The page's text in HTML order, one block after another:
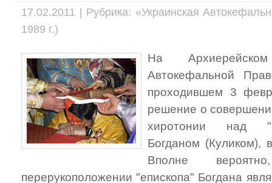
17.02.2011 | Рубрика: «Украинская
1989 г.)
На
Автокефальной
проходившем 3
решение о
хиротонии над
Богданом (Куликом),
Вполне
перерукоположении "епископа" Богдана